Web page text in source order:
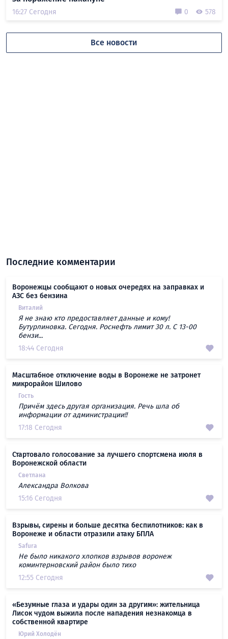
16:27 Сегодня 0 578
Все новости
Последние комментарии
Воронежцы сообщают о новых очередях на заправках и
АЗС без бензина
Виталий
Я не знаю кто предоставляет данные и кому!
Бутурлиновка. Сегодня. Роснефть лимит 30 л. С 13-00
бензи...
18:44 Сегодня
Масштабное отключение воды в Воронеже не затронет
микрорайон Шилово
Гость
Причём здесь другая организация. Речь шла об
информации от администрации!!
17:18 Сегодня
Стартовало голосование за лучшего спортсмена июля в
Воронежской области
Светлана
Александра Волкова
15:16 Сегодня
Взрывы, сирены и больше десятка беспилотников: как в
Воронеже и области отразили атаку БПЛА
Safura
Не было никакого хлопков взрывов воронеж
коминтерновский район было тихо
12:55 Сегодня
«Безумные глаза и удары один за другим»: жительница
Лисок чудом выжила после нападения незнакомца в
собственной квартире
Юрий Холодён